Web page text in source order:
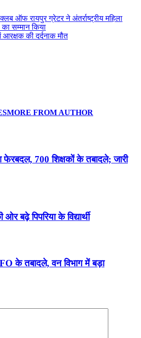
ऑफ रायपुर ग्रेटर ने अंतर्राष्ट्रीय महिला
का सम्मान किया
की दर्दनाक मौत
MORE FROM AUTHOR
फेरबदल, 700 शिक्षकों के तबादले; जारी
बढ़े पिपरिया के विद्यार्थी
के तबादले, वन विभाग में बड़ा